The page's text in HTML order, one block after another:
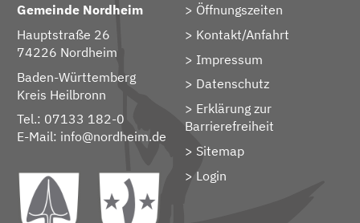
Gemeinde Nordheim
Hauptstraße 26
74226 Nordheim
Baden-Württemberg
Kreis Heilbronn
Tel.: 07133 182-0
E-Mail: info@nordheim.de
Öffnungszeiten
Kontakt/Anfahrt
Impressum
Datenschutz
Erklärung zur
Barrierefreiheit
Sitemap
> Login